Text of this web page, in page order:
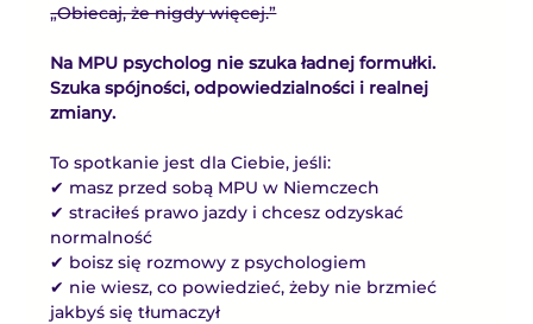
„Obiecaj, że nigdy więcej.”
Na MPU psycholog nie szuka ładnej formułki.
Szuka spójności, odpowiedzialności i realnej
zmiany.
To spotkanie jest dla Ciebie, jeśli:
✔ masz przed sobą MPU w Niemczech
✔ straciłeś prawo jazdy i chcesz odzyskać
normalność
✔ boisz się rozmowy z psychologiem
✔ nie wiesz, co powiedzieć, żeby nie brzmieć
jakbyś się tłumaczył